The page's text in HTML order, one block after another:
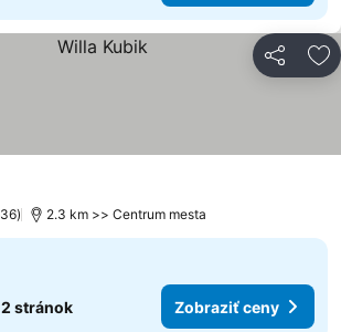
Zdieľať
ceny
2.3 km >> Centrum mesta
2 stránok Zobraziť ceny